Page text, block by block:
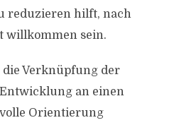
reduzieren hilft, nach
willkommen sein.
Verknüpfung der
an einen
Orientierung